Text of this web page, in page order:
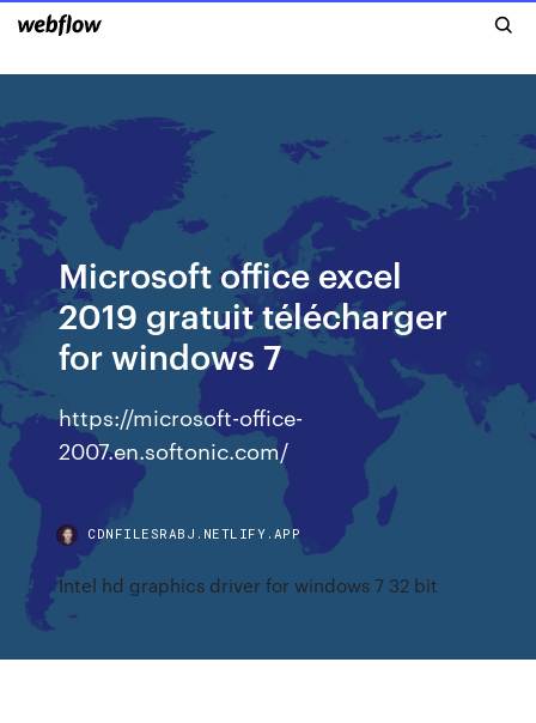
Microsoft office excel
2019 gratuit télécharger
for windows 7
https://microsoft-office-
2007.en.softonic.com/
CDNFILESRABJ.NETLIFY.APP
Intel hd graphics driver for windows 7 32 bit